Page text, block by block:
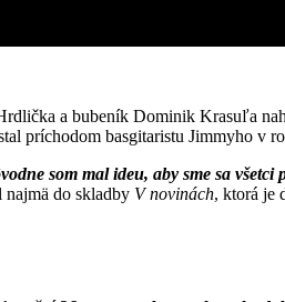
a bubeník Dominik Krasuľa
príchodom basgitaristu Jimmyho v
som mal ideu, aby sme sa
najmä do skladby V novinách, ktorá je